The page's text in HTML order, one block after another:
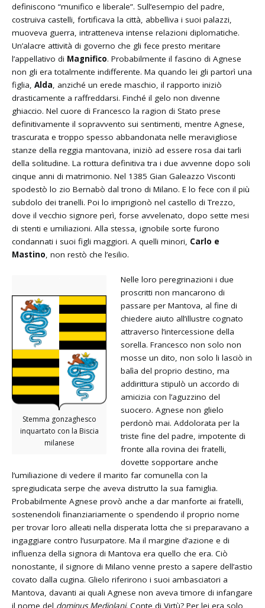
definiscono “munifico e liberale”. Sull’esempio del padre,
costruiva castelli, fortificava la città, abbelliva i suoi palazzi,
muoveva guerra, intratteneva intense relazioni diplomatiche.
Un’alacre attività di governo che gli fece presto meritare
l’appellativo di Magnifico. Probabilmente il fascino di Agnese
non gli era totalmente indifferente. Ma quando lei gli partorì una
figlia,Alda, anziché un erede maschio, il rapporto iniziò
drasticamente a raffreddarsi. Finché il gelo non divenne
ghiaccio. Nel cuore di Francesco la ragion di Stato prese
definitivamente il sopravvento sui sentimenti, mentre Agnese,
trascurata e troppo spesso abbandonata nelle meravigliose
stanze della reggia mantovana, iniziò ad essere rosa dai tarli
della solitudine. La rottura definitiva tra i due avvenne dopo soli
cinque anni di matrimonio. Nel 1385 Gian Galeazzo Visconti
spodestò lo zio Bernabò dal trono di Milano. E lo fece con il più
subdolo dei tranelli. Poi lo imprigionò nel castello di Trezzo,
dove il vecchio signore perì, forse avvelenato, dopo sette mesi
di stenti e umiliazioni. Alla stessa, ignobile sorte furono
condannati i suoi figli maggiori. A quelli minori, Carlo e
Mastino, non restò che l’esilio.
Stemma gonzaghesco
inquartato con la Biscia
milanese
Nelle loro peregrinazioni i due
proscritti non mancarono di
passare per Mantova, al fine di
chiedere aiuto all’illustre cognato
attraverso l’intercessione della
sorella. Francesco non solo non
mosse un dito, non solo li lasciò in
balìa del proprio destino, ma
addirittura stipulò un accordo di
amicizia con l’aguzzino del
suocero. Agnese non glielo
perdonò mai. Addolorata per la
triste fine del padre, impotente di
fronte alla rovina dei fratelli,
dovette sopportare anche
l’umiliazione di vedere il marito far comunella con la
spregiudicata serpe che aveva distrutto la sua famiglia.
Probabilmente Agnese provò anche a dar manforte ai fratelli,
sostenendoli finanziariamente o spendendo il proprio nome
per trovar loro alleati nella disperata lotta che si preparavano a
ingaggiare contro l’usurpatore. Ma il margine d’azione e di
influenza della signora di Mantova era quello che era. Ciò
nonostante, il signore di Milano venne presto a sapere dell’astio
covato dalla cugina. Glielo riferirono i suoi ambasciatori a
Mantova, davanti ai quali Agnese non aveva timore di infangare
il nome del dominus Mediolani. Conte di Virtù? Per lei era solo